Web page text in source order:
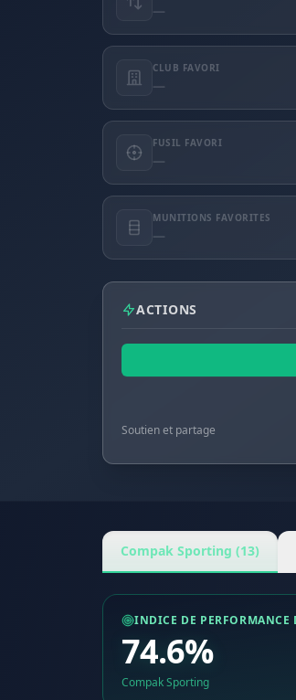
—
CLUB FAVORI
—
FUSIL FAVORI
—
MUNITIONS FAVORITES
—
ACTIONS
Soutien et partage
Compak Sporting (13)
INDICE DE PERFORMANCE
74.6%
Compak Sporting